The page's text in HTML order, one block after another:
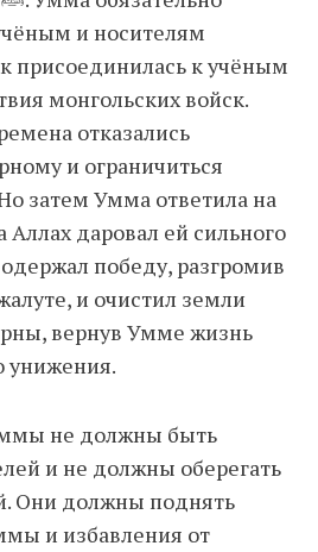
и носителям
присоединилась к учёным
монгольских войск.
отказались
и ограничиться
затем Умма ответила на
Аллах даровал ей сильного
победу, разгромив
и очистил земли
вернув Умме жизнь
унижения.
не должны быть
и не должны оберегать
Они должны поднять
и избавления от